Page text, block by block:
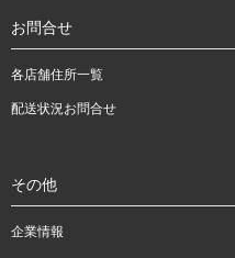
お問合せ
各店舗住所一覧
配送状況お問合せ
その他
企業情報